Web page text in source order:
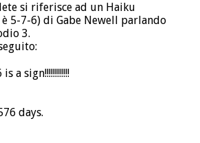
si riferisce ad un Haiku
5-7-6) di Gabe Newell parlando
3.
a sign!!!!!!!!!!!!
days.